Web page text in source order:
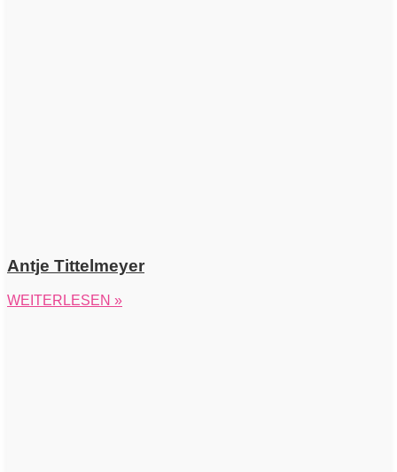
Antje Tittelmeyer
WEITERLESEN »